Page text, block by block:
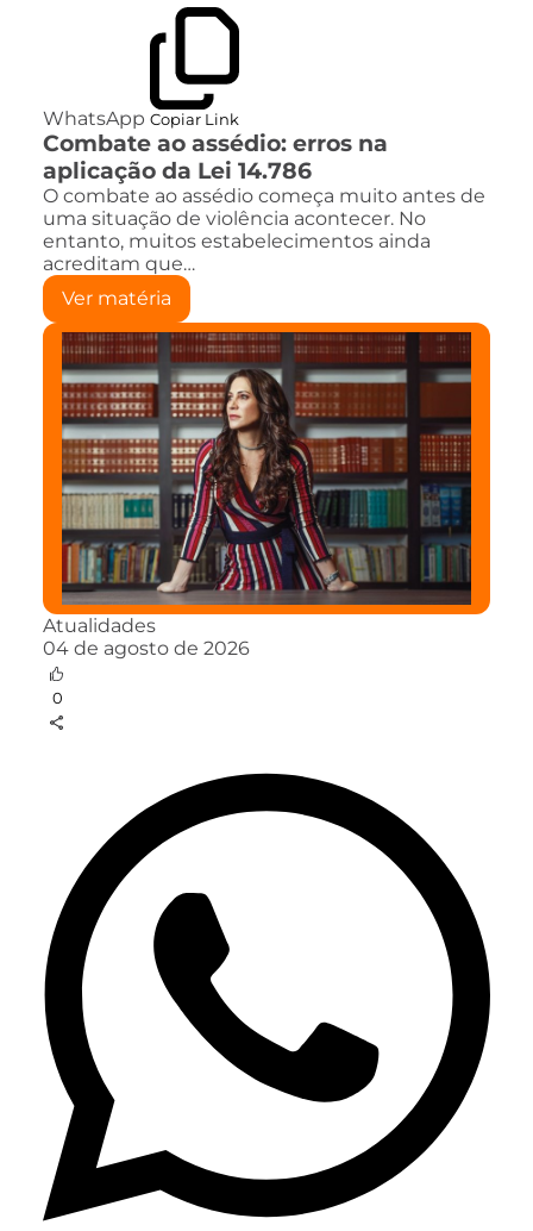
WhatsApp Copiar Link
Combate ao assédio: erros na
aplicação da Lei 14.786
O combate ao assédio começa muito antes de
uma situação de violência acontecer. No
entanto, muitos estabelecimentos ainda
acreditam que…
Ver matéria
Atualidades
04 de agosto de 2026
0